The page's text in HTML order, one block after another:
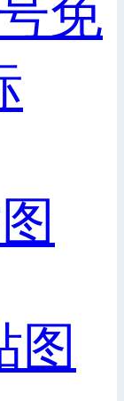
免
图